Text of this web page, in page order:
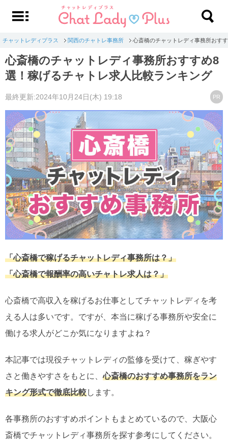
チャットレディプラス 関西のチャトレ事務所 心斎橋のチャットレディ事務所おす
心斎橋のチャットレディ事務所おすすめ8
選！稼げるチャトレ求人比較ランキング
最終更新:2024年10月24日(木) 19:18 PR
「心斎橋で稼げるチャットレディ事務所は？」
「心斎橋で報酬率の高いチャトレ求人は？」
心斎橋で高収入を稼げるお仕事としてチャットレディを考
える人は多いです。ですが、本当に稼げる事務所や安全に
働ける求人がどこか気になりますよね？
本記事では現役チャットレディの監修を受けて、稼ぎやす
さと働きやすさをもとに、心斎橋のおすすめ事務所をラン
キング形式で徹底比較します。
各事務所のおすすめポイントもまとめているので、大阪心
斎橋でチャットレディ事務所を探す参考にしてください。